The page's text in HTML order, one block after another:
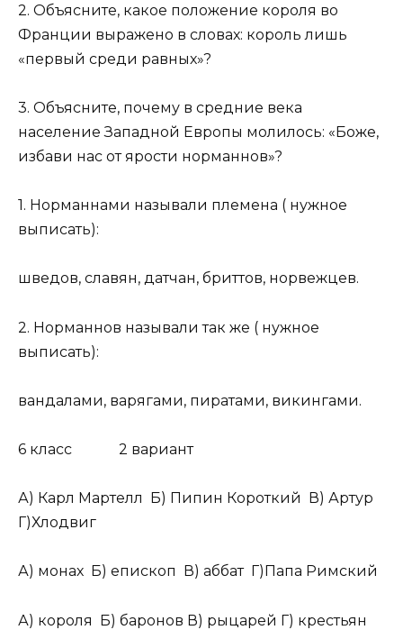
2. Объясните, какое положение короля во
Франции выражено в словах: король лишь
«первый среди равных»?
3. Объясните, почему в средние века
население Западной Европы молилось: «Боже,
избави нас от ярости норманнов»?
1. Норманнами называли племена ( нужное
выписать):
шведов, славян, датчан, бриттов, норвежцев.
2. Норманнов называли так же ( нужное
выписать):
вандалами, варягами, пиратами, викингами.
6 класс 2 вариант
А) Карл Мартелл Б) Пипин Короткий В) Артур
Г)Хлодвиг
А) монах Б) епископ В) аббат Г)Папа Римский
А) короля Б) баронов В) рыцарей Г) крестьян